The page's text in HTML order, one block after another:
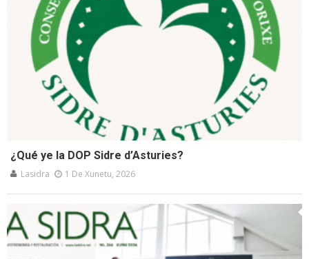
¿Qué ye la DOP Sidre d’Asturies?
Lasidra 1 De Xunetu, 2026